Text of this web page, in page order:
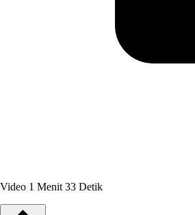
Video 1 Menit 33 Detik